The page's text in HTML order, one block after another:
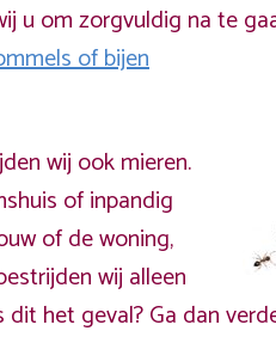
u om zorgvuldig na te
of bijen
wij ook mieren.
of inpandig
of de woning,
wij alleen
het geval? Ga dan